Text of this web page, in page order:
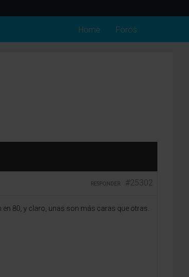
Home Foros
#25302
RESPONDER
80, y claro, unas son más caras que otras.